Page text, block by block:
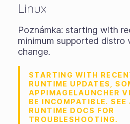
Linux
Poznámka: starting with
minimum supported distro
change.
STARTING WITH
RUNTIME UPDATES,
APPIMAGELAUNCHER
BE INCOMPATIBLE. SEE
RUNTIME DOCS FOR
TROUBLESHOOTING.